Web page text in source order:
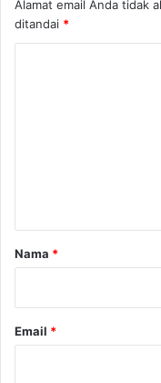
Alamat email Anda tidak
ditandai *
r
Nama *
Email *